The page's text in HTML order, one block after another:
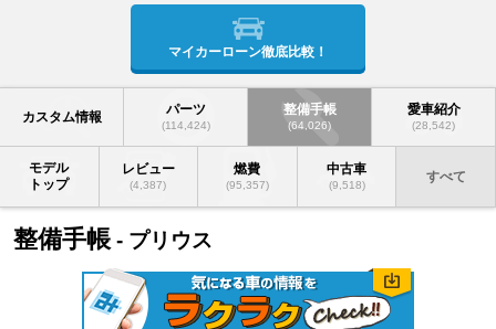
マイカーローン徹底比較！
カスタム情報 パーツ
(114,424)
整備手帳
(64,026)
愛車紹介
(28,542)
モデル
トップ
レビュー
(4,387)
燃費
(95,357)
中古車
(9,518)
すべて
整備手帳 - プリウス